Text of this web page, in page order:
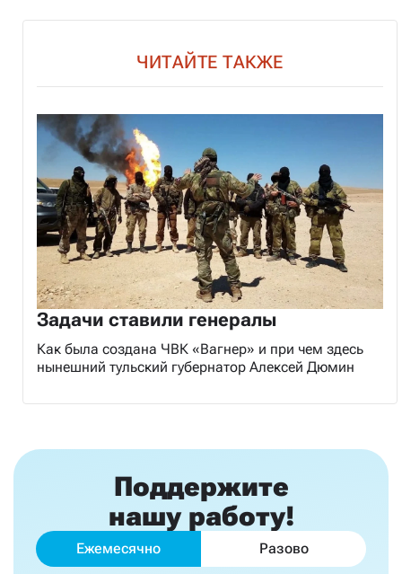
ЧИТАЙТЕ ТАКЖЕ
Задачи ставили генералы
Как была создана ЧВК «Вагнер» и при чем здесь
нынешний тульский губернатор Алексей Дюмин
Поддержите
нашу работу!
Ежемесячно Разово